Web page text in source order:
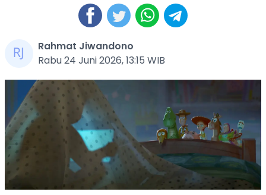
Rahmat Jiwandono
Rabu 24 Juni 2026, 13:15 WIB